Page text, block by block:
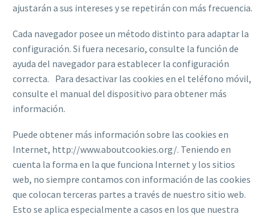
ajustarán a sus intereses y se repetirán con más frecuencia.
Cada navegador posee un método distinto para adaptar la
configuración. Si fuera necesario, consulte la función de
ayuda del navegador para establecer la configuración
correcta. Para desactivar las cookies en el teléfono móvil,
consulte el manual del dispositivo para obtener más
información.
Puede obtener más información sobre las cookies en
Internet, http://www.aboutcookies.org/. Teniendo en
cuenta la forma en la que funciona Internet y los sitios
web, no siempre contamos con información de las cookies
que colocan terceras partes a través de nuestro sitio web.
Esto se aplica especialmente a casos en los que nuestra